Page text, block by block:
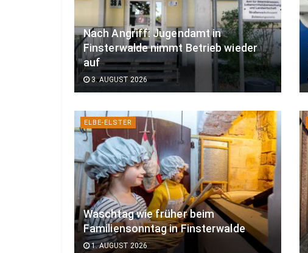
Nach Angriff: Jugendamt in
Finsterwalde nimmt Betrieb wieder
auf
3. AUGUST 2026
ELBE-ELSTER
Waschtag wie früher beim
Familiensonntag in Finsterwalde
1. AUGUST 2026